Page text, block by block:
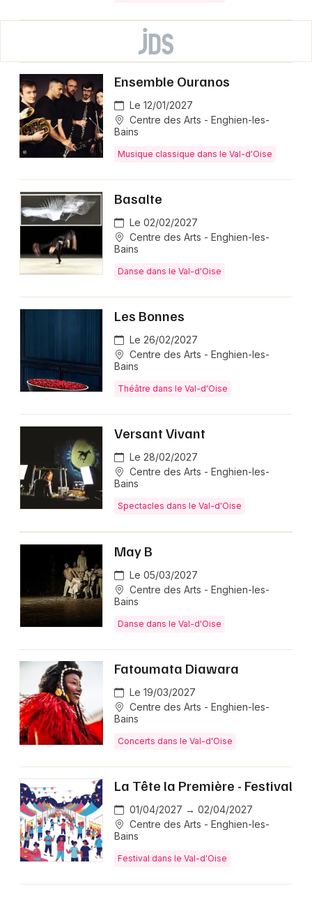
Ensemble Ouranos
Le 12/01/2027
Centre des Arts - Enghien-les-
Bains
Musique classique dans le Val-d'Oise
Basalte
Le 02/02/2027
Centre des Arts - Enghien-les-
Bains
Danse dans le Val-d'Oise
Les Bonnes
Le 26/02/2027
Centre des Arts - Enghien-les-
Bains
Théâtre dans le Val-d'Oise
Versant Vivant
Le 28/02/2027
Centre des Arts - Enghien-les-
Bains
Spectacles dans le Val-d'Oise
May B
Le 05/03/2027
Centre des Arts - Enghien-les-
Bains
Danse dans le Val-d'Oise
Fatoumata Diawara
Le 19/03/2027
Centre des Arts - Enghien-les-
Bains
Concerts dans le Val-d'Oise
La Tête la Première - Festival
01/04/2027 → 02/04/2027
Centre des Arts - Enghien-les-
Bains
Festival dans le Val-d'Oise